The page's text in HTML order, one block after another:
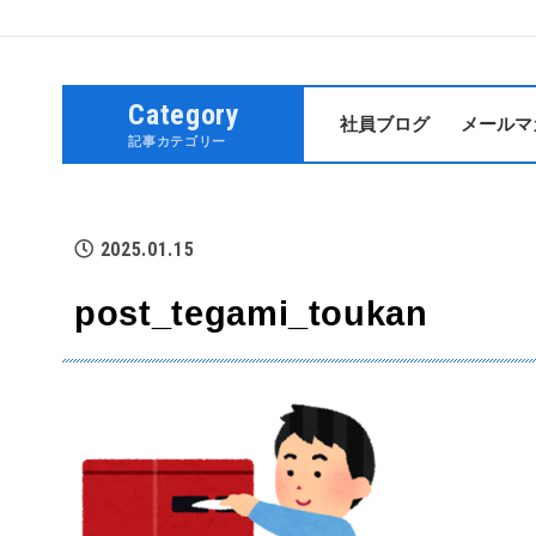
Category
記事カテゴリー
社員ブログ メール
2025.01.15
post_tegami_toukan